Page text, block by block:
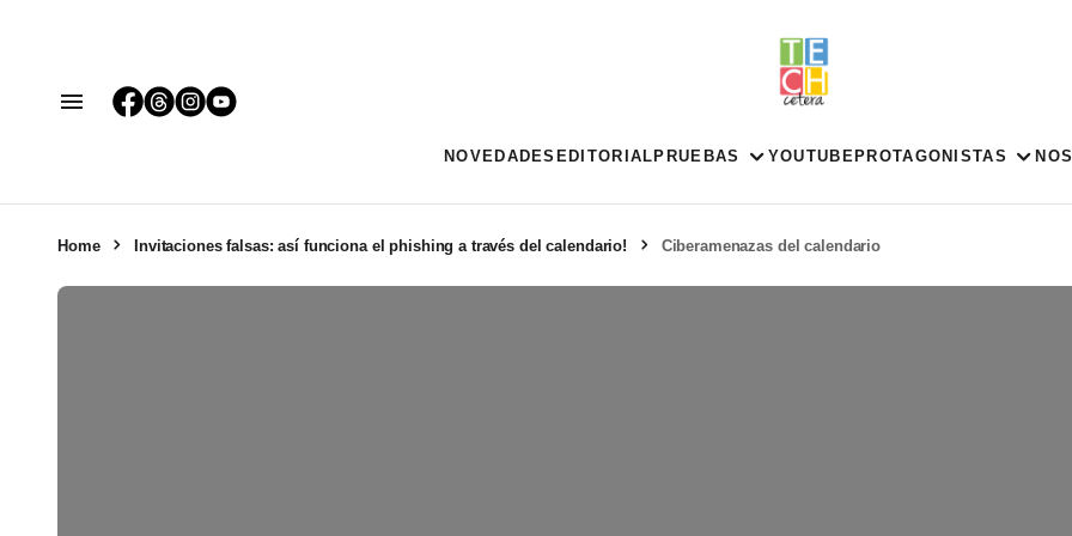
NOVEDADES EDITORIAL PRUEBAS YOUTUBE PROTAGONISTAS
Home Invitaciones falsas: así funciona el phishing a través del calendario! Ciberamenazas del calendario